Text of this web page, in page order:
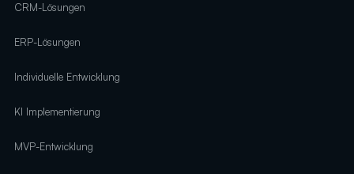
CRM-Lösungen
ERP-Lösungen
Individuelle Entwicklung
KI Implementierung
MVP-Entwicklung